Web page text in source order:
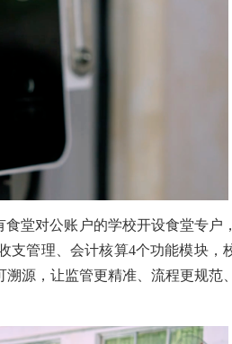
食堂对公账户的学校开设食堂专户
支管理、会计核算4个功能模块，
源，让监管更精准、流程更规范